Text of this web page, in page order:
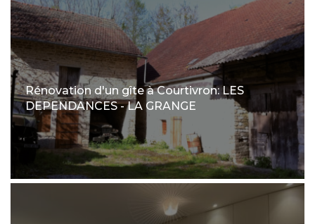
Rénovation d'un gîte à Courtivron: LES
DEPENDANCES - LA GRANGE